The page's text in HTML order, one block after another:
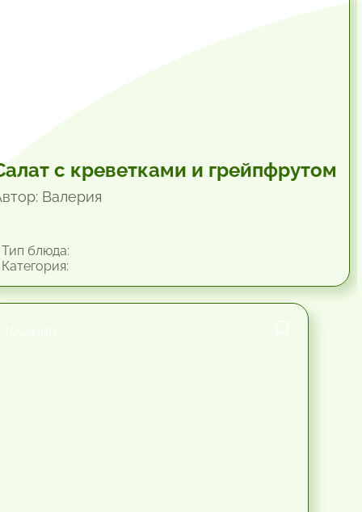
с креветками и грейпфрутом
Валерия
блюда: